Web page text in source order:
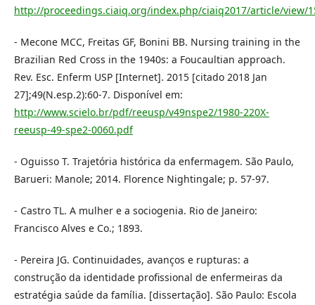
http://proceedings.ciaiq.org/index.php/ciaiq2017/article/view/
- Mecone MCC, Freitas GF, Bonini BB. Nursing training in the
Brazilian Red Cross in the 1940s: a Foucaultian approach.
Rev. Esc. Enferm USP [Internet]. 2015 [citado 2018 Jan
27];49(N.esp.2):60-7. Disponível em:
http://www.scielo.br/pdf/reeusp/v49nspe2/1980-220X-
reeusp-49-spe2-0060.pdf
- Oguisso T. Trajetória histórica da enfermagem. São Paulo,
Barueri: Manole; 2014. Florence Nightingale; p. 57-97.
- Castro TL. A mulher e a sociogenia. Rio de Janeiro:
Francisco Alves e Co.; 1893.
- Pereira JG. Continuidades, avanços e rupturas: a
construção da identidade profissional de enfermeiras da
estratégia saúde da família. [dissertação]. São Paulo: Escola